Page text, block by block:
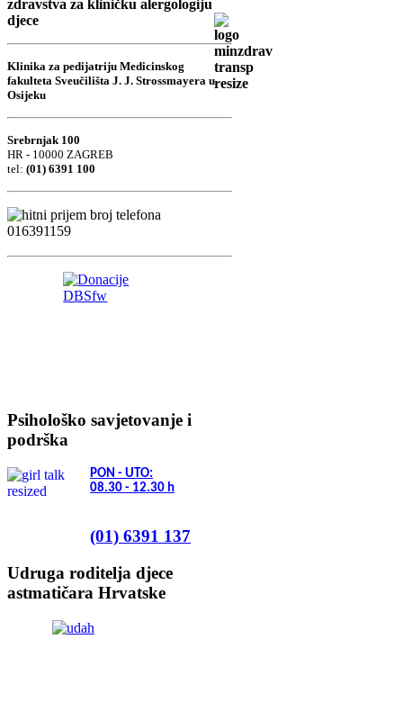
zdravstva za kliničku alergologiju
djece
Klinika za pedijatriju Medicinskog
fakulteta Sveučilišta J. J. Strossmayera u
Osijeku
Srebrnjak 100
HR - 10000 ZAGREB
tel: (01) 6391 100
Psihološko savjetovanje i
podrška
PON - UTO:
08.30 - 12.30 h
(01) 6391 137
Udruga roditelja djece
astmatičara Hrvatske